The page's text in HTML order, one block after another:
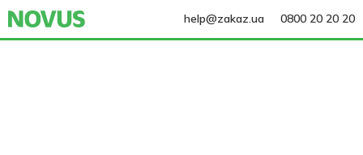
help@zakaz.ua 0800 20 20 20